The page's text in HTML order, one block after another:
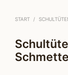
START /